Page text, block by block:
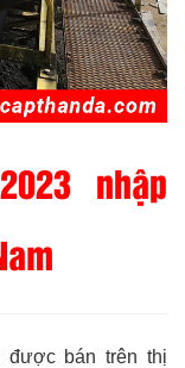
nhập
được bán trên thị